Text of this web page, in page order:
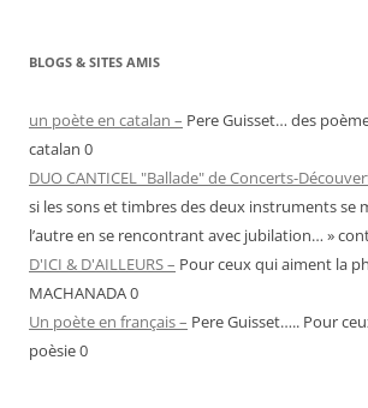
BLOGS & SITES AMIS
un poète en catalan – Pere Guisset… des
catalan 0
DUO CANTICEL "Ballade" de Concerts-
si les sons et timbres des deux instruments se
l’autre en se rencontrant avec jubilation… »
D'ICI & D'AILLEURS – Pour ceux qui aiment la
MACHANADA 0
Un poète en français – Pere Guisset….. Pour
poèsie 0